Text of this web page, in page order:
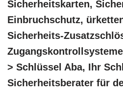
Sicherheitskarten,
Einbruchschutz,
Sicherheits-
> Schlüssel Aba, Ihr
Sicherheitsberater für